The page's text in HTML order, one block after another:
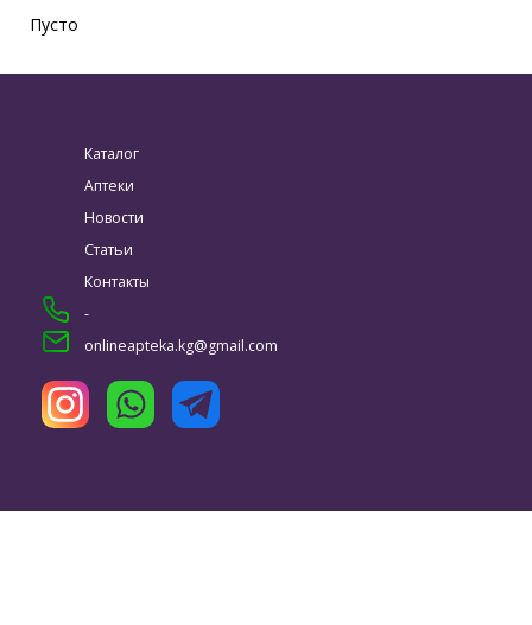
Пусто
Каталог
Аптеки
Новости
Статьи
Контакты
-
onlineapteka.kg@gmail.com